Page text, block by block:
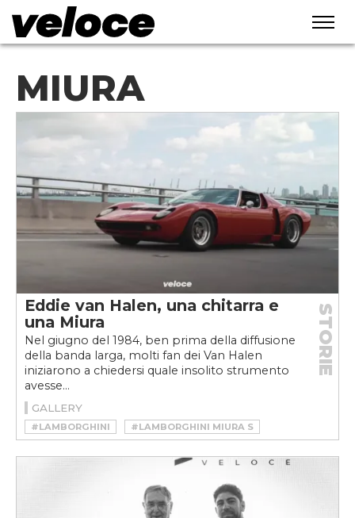
MIURA
Eddie van Halen, una chitarra e
una Miura
Nel giugno del 1984, ben prima della diffusione
della banda larga, molti fan dei Van Halen
iniziarono a chiedersi quale insolito strumento
avesse...
STORIE
GALLERY
#LAMBORGHINI
#LAMBORGHINI MIURA S
#MIURA
#MIURA P400 S
#PANAMA
#VAN HALEN
#WE ARE CURATED